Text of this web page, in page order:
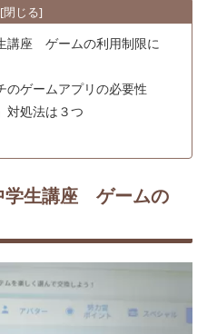
講座 ゲームの利用制限に
のゲームアプリの必要性
対処法は３つ
学生講座 ゲームの